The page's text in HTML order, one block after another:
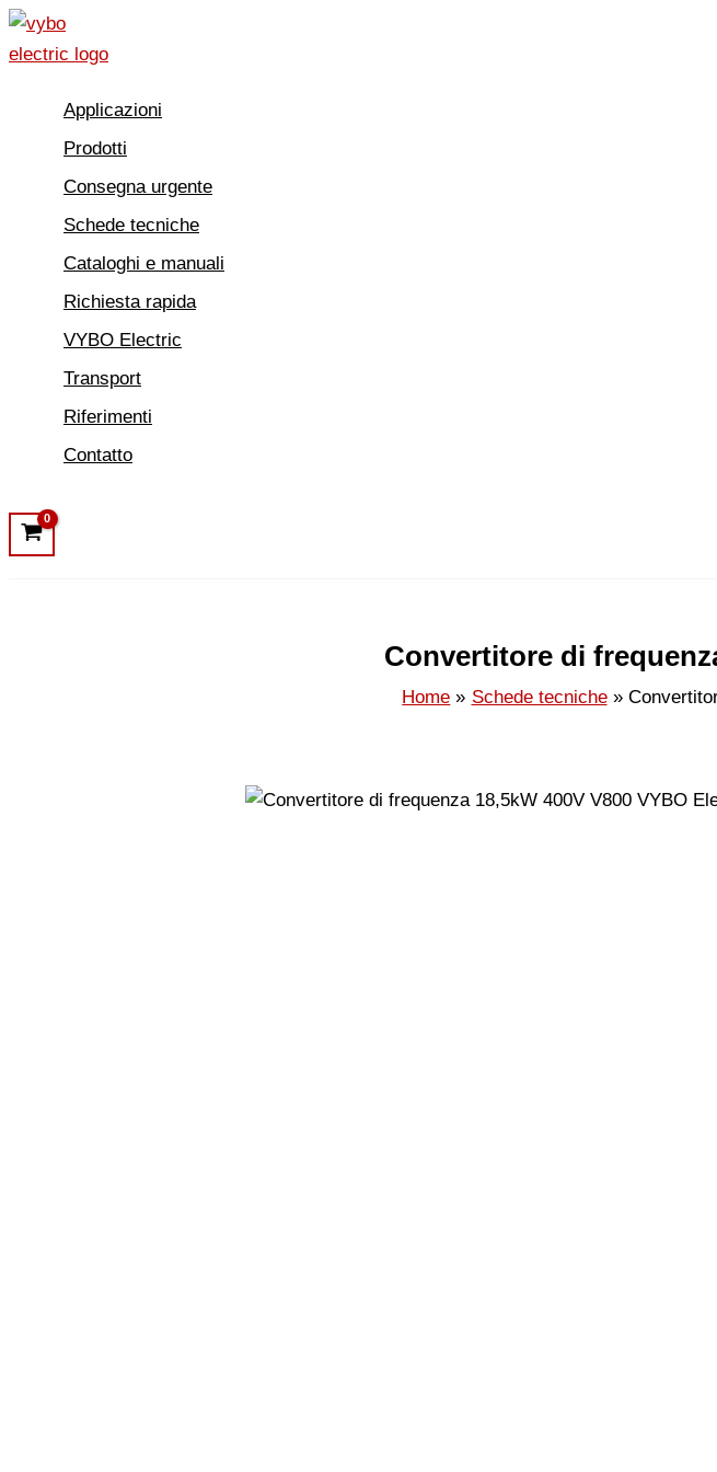
Vai
al
Applicazioni
Prodotti
Consegna urgente
Schede tecniche
Cataloghi e manuali
Richiesta rapida
VYBO Electric
Transport
Riferimenti
Contatto
Convertitore di
Home Schede tecniche